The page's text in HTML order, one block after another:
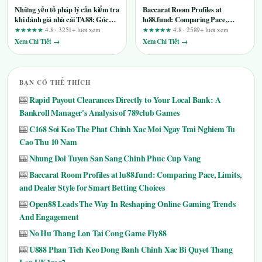
Những yếu tố pháp lý cần kiểm tra
khi đánh giá nhà cái TA88: Góc
nhìn từ người dùng lâu năm
★★★★★ 4.8 · 3251+ lượt xem
Xem Chi Tiết →
Baccarat Room Profiles at
lu88.fund: Comparing Pace,
Limits, and Dealer Style for Smart
Betting Choices
★★★★★ 4.8 · 2589+ lượt xem
Xem Chi Tiết →
BẠN CÓ THỂ THÍCH
🎰Rapid Payout Clearances Directly to Your Local Bank: A
Bankroll Manager's Analysis of 789club Games
🎰C168 Soi Keo The Phat Chinh Xac Moi Ngay Trai Nghiem Tu
Cao Thu 10 Nam
🎰Nhung Doi Tuyen San Sang Chinh Phuc Cup Vang
🎰Baccarat Room Profiles at lu88.fund: Comparing Pace, Limits,
and Dealer Style for Smart Betting Choices
🎰Open88 Leads The Way In Reshaping Online Gaming Trends
And Engagement
🎰No Hu Thang Lon Tai Cong Game Fly88
🎰U888 Phan Tich Keo Dong Banh Chinh Xac Bi Quyet Thang